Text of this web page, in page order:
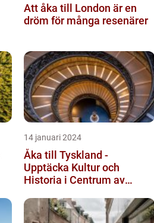
Att åka till London är en
dröm för många resenärer
14 januari 2024
Åka till Tyskland -
Upptäcka Kultur och
Historia i Centrum av